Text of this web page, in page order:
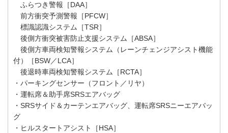
ふらつき警報［DAA］
前方衝突予測警報［PFCW］
標識認識システム［TSR］
後側方衝突被害防止支援システム［ABSA］
後側方車両検知警報システム（レーンチェンジアシスト機能
付）［BSW／LCA］
後退時車両検知警報システム［RCTA］
・パーキングセンサー（フロント／リヤ）
・運転席＆助手席SRSエアバッグ
・SRSサイド＆カーテンエアバッグ、運転席SRSニーエアバッ
グ
・ヒルスタートアシスト［HSA］